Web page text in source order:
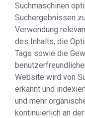
Suchmaschinen
Suchergebnissen
Verwendung
des Inhalts, die
Tags sowie die
Website wird von
erkannt und
und mehr
kontinuierlich an